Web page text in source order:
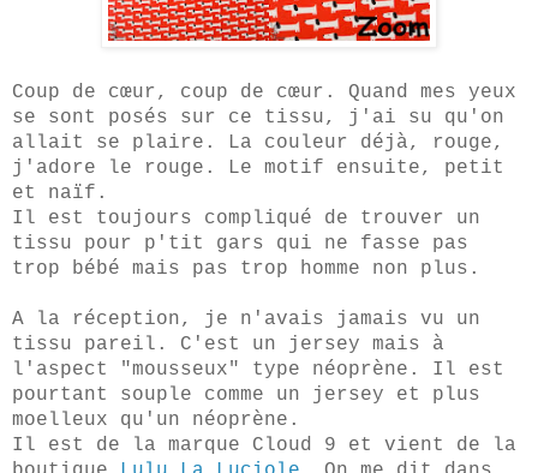
Coup de cœur, coup de cœur. Quand mes yeux
se sont posés sur ce tissu, j'ai su qu'on
allait se plaire. La couleur déjà, rouge,
j'adore le rouge. Le motif ensuite, petit
et naïf.
Il est toujours compliqué de trouver un
tissu pour p'tit gars qui ne fasse pas
trop bébé mais pas trop homme non plus.
A la réception, je n'avais jamais vu un
tissu pareil. C'est un jersey mais à
l'aspect "mousseux" type néoprène. Il est
pourtant souple comme un jersey et plus
moelleux qu'un néoprène.
Il est de la marque Cloud 9 et vient de la